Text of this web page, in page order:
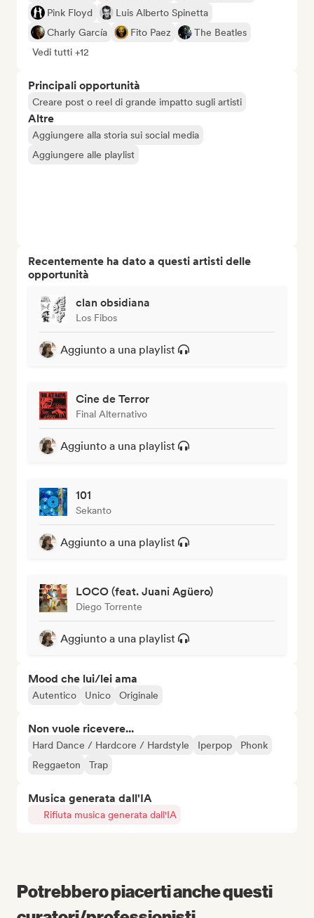
Pink Floyd
Luis Alberto Spinetta
Charly García
Fito Paez
The Beatles
Vedi tutti +12
Principali opportunità
Creare post o reel di grande impatto sugli artisti
Altre
Aggiungere alla storia sui social media
Aggiungere alle playlist
Recentemente ha dato a questi artisti delle
opportunità
clan obsidiana
Los Fibos
Aggiunto a una playlist
Cine de Terror
Final Alternativo
Aggiunto a una playlist
101
Sekanto
Aggiunto a una playlist
LOCO (feat. Juani Agüero)
Diego Torrente
Aggiunto a una playlist
Mood che lui/lei ama
Autentico Unico Originale
Non vuole ricevere...
Hard Dance / Hardcore / Hardstyle Iperpop
Phonk
Reggaeton
Trap
Musica generata dall'IA
Rifiuta musica generata dall'IA
Potrebbero piacerti anche questi